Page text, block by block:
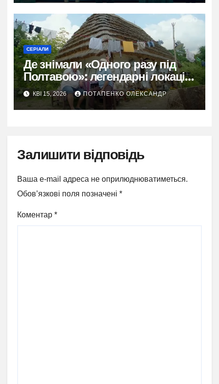
СЕРІАЛИ
Де знімали «Одного разу під
Полтавою»: легендарні локації
ситкому
КВІ 15, 2026 ПОТАПЕНКО ОЛЕКСАНДР
Залишити відповідь
Ваша e-mail адреса не оприлюднюватиметься.
Обов’язкові поля позначені *
Коментар *